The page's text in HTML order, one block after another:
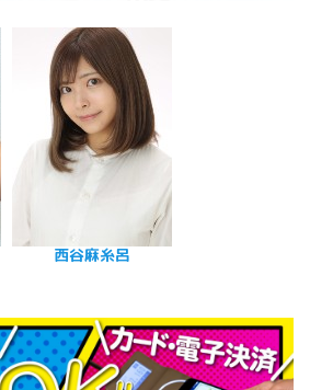
西谷麻糸呂